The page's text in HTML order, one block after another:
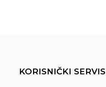
KORISNIČKI SERVIS